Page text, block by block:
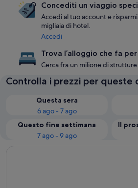
Concediti un viaggio
Accedi al tuo account e
migliaia di hotel.
Accedi
Trova l’alloggio che fa
Cerca fra un milione di
Controlla i prezzi per queste
Questa sera
6 ago - 7 ago
Questo fine settimana
7 ago - 9 ago
Il